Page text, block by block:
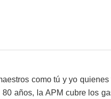
como tú y yo
años, la APM cubre los